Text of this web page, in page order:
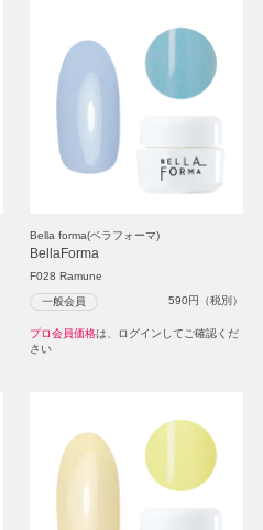
Bella forma(ベラフォーマ)
BellaForma
F028 Ramune
一般会員 590円（税別）
プロ会員価格は、ログインしてご確認くだ
さい